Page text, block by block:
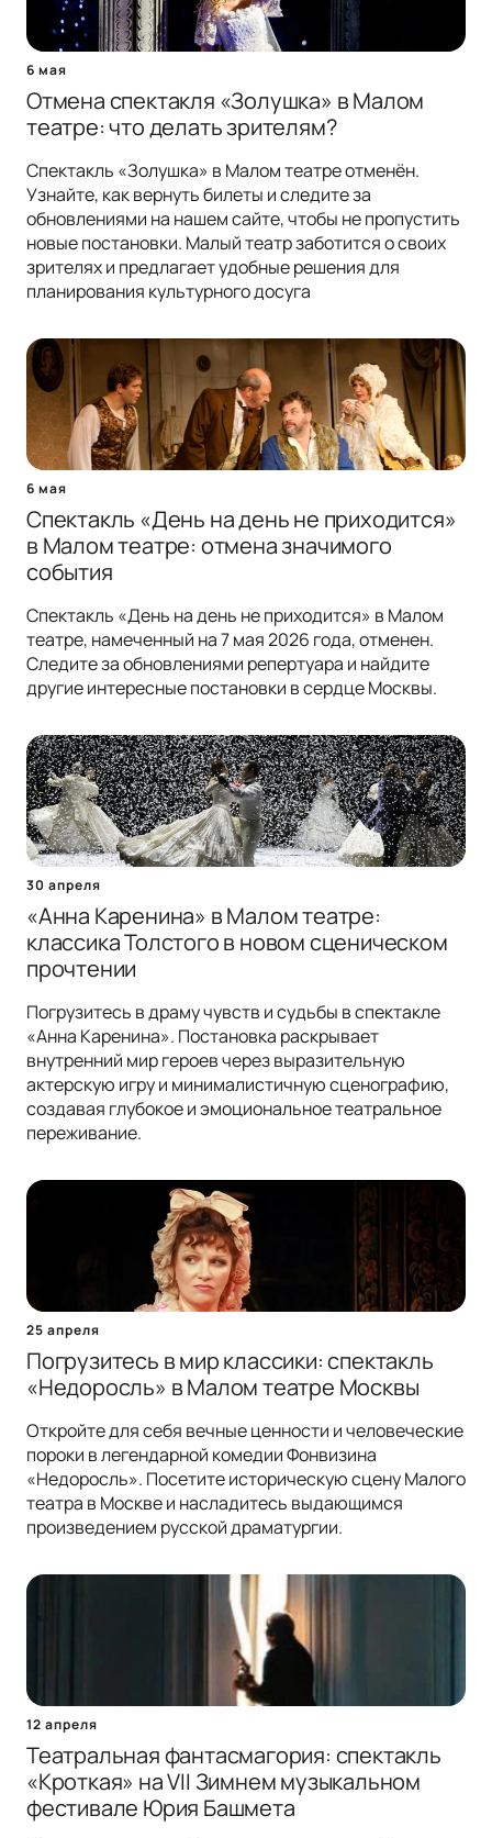
6 мая
Отмена спектакля «Золушка» в Малом
театре: что делать зрителям?
Спектакль «Золушка» в Малом театре отменён.
Узнайте, как вернуть билеты и следите за
обновлениями на нашем сайте, чтобы не пропустить
новые постановки. Малый театр заботится о своих
зрителях и предлагает удобные решения для
планирования культурного досуга
6 мая
Спектакль «День на день не приходится»
в Малом театре: отмена значимого
события
Спектакль «День на день не приходится» в Малом
театре, намеченный на 7 мая 2026 года, отменен.
Следите за обновлениями репертуара и найдите
другие интересные постановки в сердце Москвы.
30 апреля
«Анна Каренина» в Малом театре:
классика Толстого в новом сценическом
прочтении
Погрузитесь в драму чувств и судьбы в спектакле
«Анна Каренина». Постановка раскрывает
внутренний мир героев через выразительную
актерскую игру и минималистичную сценографию,
создавая глубокое и эмоциональное театральное
переживание.
25 апреля
Погрузитесь в мир классики: спектакль
«Недоросль» в Малом театре Москвы
Откройте для себя вечные ценности и человеческие
пороки в легендарной комедии Фонвизина
«Недоросль». Посетите историческую сцену Малого
театра в Москве и насладитесь выдающимся
произведением русской драматургии.
12 апреля
Театральная фантасмагория: спектакль
«Кроткая» на VII Зимнем музыкальном
фестивале Юрия Башмета